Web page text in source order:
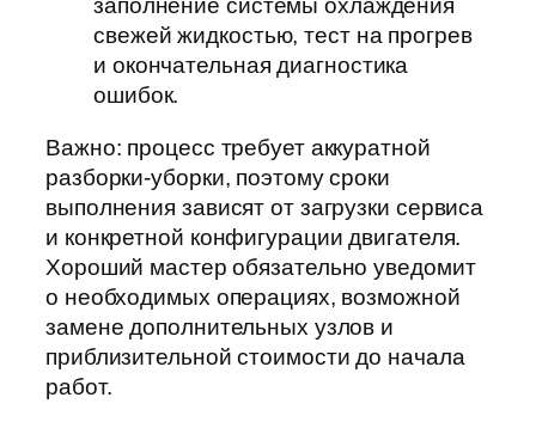
заполнение системы охлаждения
свежей жидкостью, тест на прогрев
и окончательная диагностика
ошибок.
Важно: процесс требует аккуратной
разборки-уборки, поэтому сроки
выполнения зависят от загрузки сервиса
и конкретной конфигурации двигателя.
Хороший мастер обязательно уведомит
о необходимых операциях, возможной
замене дополнительных узлов и
приблизительной стоимости до начала
работ.